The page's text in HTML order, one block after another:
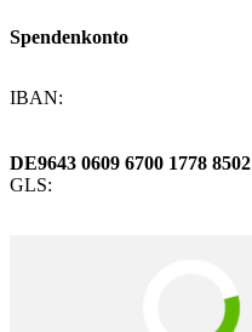
Spendenkonto
IBAN:
DE9643 0609 6700 1778 8502
GLS: